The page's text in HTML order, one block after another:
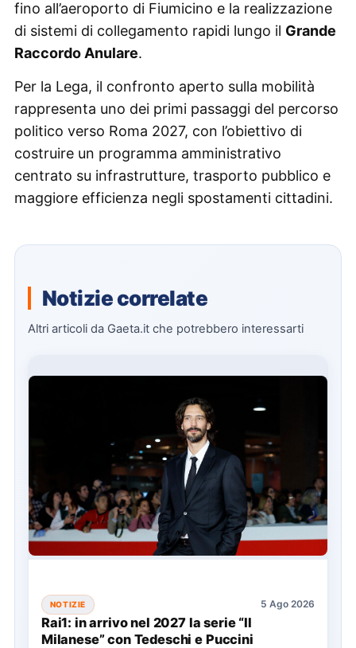
fino all’aeroporto di Fiumicino e la realizzazione
di sistemi di collegamento rapidi lungo il Grande
Raccordo Anulare.
Per la Lega, il confronto aperto sulla mobilità
rappresenta uno dei primi passaggi del percorso
politico verso Roma 2027, con l’obiettivo di
costruire un programma amministrativo
centrato su infrastrutture, trasporto pubblico e
maggiore efficienza negli spostamenti cittadini.
Notizie correlate
Altri articoli da Gaeta.it che potrebbero interessarti
NOTIZIE 5 Ago 2026
Rai1: in arrivo nel 2027 la serie “Il
Milanese” con Tedeschi e Puccini